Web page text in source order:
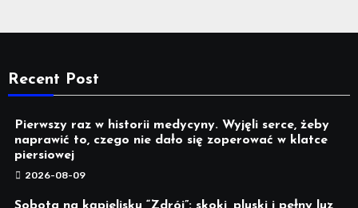
Recent Post
Pierwszy raz w historii medycyny. Wyjęli serce, żeby
naprawić to, czego nie dało się zoperować w klatce
piersiowej
2026-08-09